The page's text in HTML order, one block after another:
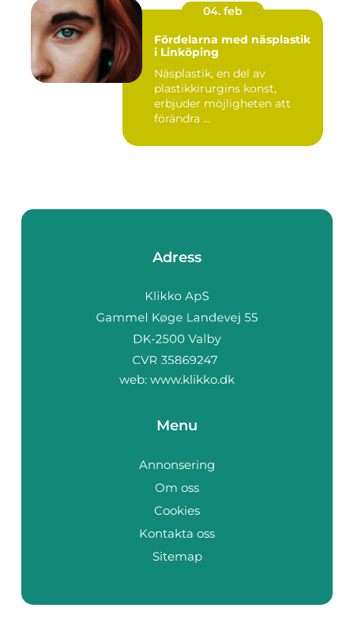
04. feb
Fördelarna med näsplastik
i Linköping
Näsplastik, en del av
plastikkirurgins konst,
erbjuder möjligheten att
förändra ...
Adress
web: www.klikko.dk
Menu
Annonsering
Om oss
Cookies
Kontakta oss
Sitemap